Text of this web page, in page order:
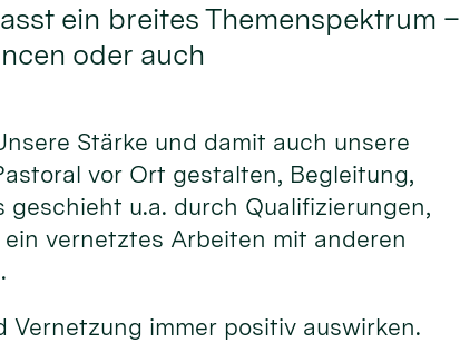
ein breites Themenspektrum –
oder auch
Stärke und damit auch unsere
vor Ort gestalten, Begleitung,
u.a. durch Qualifizierungen,
vernetztes Arbeiten mit anderen
immer positiv auswirken.